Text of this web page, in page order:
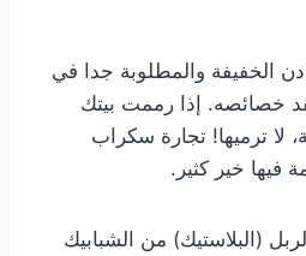
الخفيفة والمطلوبة جدا في
خصائصه. إذا رممت بيتك
لا ترميها! تجارة سكراب
فيها خير كثير.
(البلاستيك) من الشبابيك